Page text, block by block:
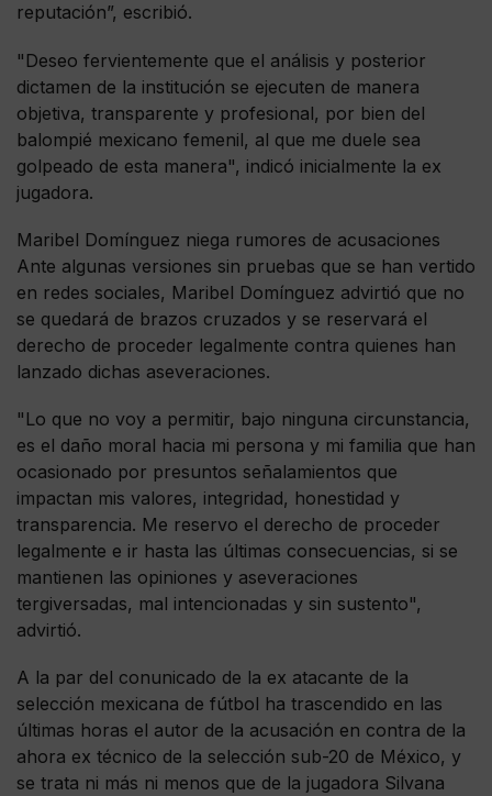
reputación”, escribió.
"Deseo fervientemente que el análisis y posterior
dictamen de la institución se ejecuten de manera
objetiva, transparente y profesional, por bien del
balompié mexicano femenil, al que me duele sea
golpeado de esta manera", indicó inicialmente la ex
jugadora.
Maribel Domínguez niega rumores de acusaciones
Ante algunas versiones sin pruebas que se han vertido
en redes sociales, Maribel Domínguez advirtió que no
se quedará de brazos cruzados y se reservará el
derecho de proceder legalmente contra quienes han
lanzado dichas aseveraciones.
"Lo que no voy a permitir, bajo ninguna circunstancia,
es el daño moral hacia mi persona y mi familia que han
ocasionado por presuntos señalamientos que
impactan mis valores, integridad, honestidad y
transparencia. Me reservo el derecho de proceder
legalmente e ir hasta las últimas consecuencias, si se
mantienen las opiniones y aseveraciones
tergiversadas, mal intencionadas y sin sustento",
advirtió.
A la par del conunicado de la ex atacante de la
selección mexicana de fútbol ha trascendido en las
últimas horas el autor de la acusación en contra de la
ahora ex técnico de la selección sub-20 de México, y
se trata ni más ni menos que de la jugadora Silvana